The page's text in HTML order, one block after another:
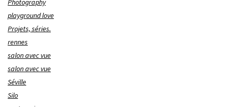
Photography
playground love
Projets, séries.
rennes
salon avec vue
salon avec vue
Séville
Silo